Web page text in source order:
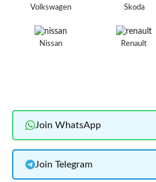
Volkswagen Skoda
Nissan Renault
Join WhatsApp
Join Telegram